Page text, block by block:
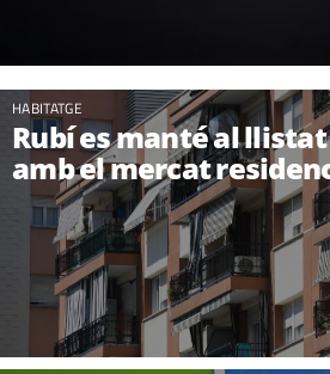
HABITATGE
Rubí es manté al
amb el mercat